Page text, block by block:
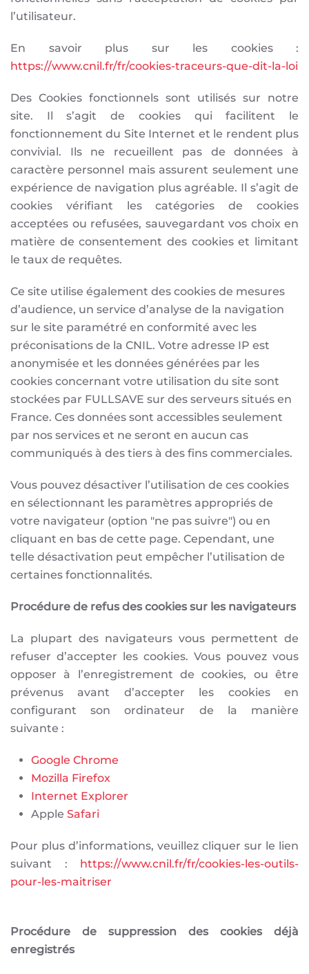
l’utilisateur.
En savoir plus sur les cookies :
https://www.cnil.fr/fr/cookies-traceurs-que-dit-la-loi
Des Cookies fonctionnels sont utilisés sur notre
site. Il s’agit de cookies qui facilitent le
fonctionnement du Site Internet et le rendent plus
convivial. Ils ne recueillent pas de données à
caractère personnel mais assurent seulement une
expérience de navigation plus agréable. Il s’agit de
cookies vérifiant les catégories de cookies
acceptées ou refusées, sauvegardant vos choix en
matière de consentement des cookies et limitant
le taux de requêtes.
Ce site utilise également des cookies de mesures
d’audience, un service d’analyse de la navigation
sur le site paramétré en conformité avec les
préconisations de la CNIL. Votre adresse IP est
anonymisée et les données générées par les
cookies concernant votre utilisation du site sont
stockées par FULLSAVE sur des serveurs situés en
France. Ces données sont accessibles seulement
par nos services et ne seront en aucun cas
communiqués à des tiers à des fins commerciales.
Vous pouvez désactiver l’utilisation de ces cookies
en sélectionnant les paramètres appropriés de
votre navigateur (option "ne pas suivre") ou en
cliquant en bas de cette page. Cependant, une
telle désactivation peut empêcher l’utilisation de
certaines fonctionnalités.
Procédure de refus des cookies sur les navigateurs
La plupart des navigateurs vous permettent de
refuser d’accepter les cookies. Vous pouvez vous
opposer à l’enregistrement de cookies, ou être
prévenus avant d’accepter les cookies en
configurant son ordinateur de la manière
suivante :
Google Chrome
Mozilla Firefox
Internet Explorer
Apple Safari
Pour plus d’informations, veuillez cliquer sur le lien
suivant : https://www.cnil.fr/fr/cookies-les-outils-
pour-les-maitriser
Procédure de suppression des cookies déjà
enregistrés